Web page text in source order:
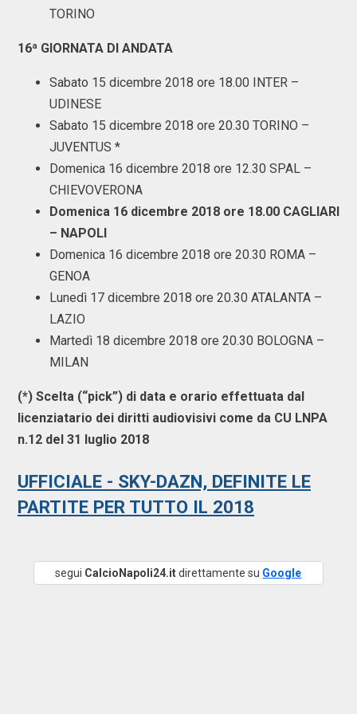
TORINO
16ª GIORNATA DI ANDATA
Sabato 15 dicembre 2018 ore 18.00 INTER –
UDINESE
Sabato 15 dicembre 2018 ore 20.30 TORINO –
JUVENTUS *
Domenica 16 dicembre 2018 ore 12.30 SPAL –
CHIEVOVERONA
Domenica 16 dicembre 2018 ore 18.00 CAGLIARI
– NAPOLI
Domenica 16 dicembre 2018 ore 20.30 ROMA –
GENOA
Lunedì 17 dicembre 2018 ore 20.30 ATALANTA –
LAZIO
Martedì 18 dicembre 2018 ore 20.30 BOLOGNA –
MILAN
(*) Scelta (“pick”) di data e orario effettuata dal
licenziatario dei diritti audiovisivi come da CU LNPA
n.12 del 31 luglio 2018
UFFICIALE - SKY-DAZN, DEFINITE LE
PARTITE PER TUTTO IL 2018
segui CalcioNapoli24.itdirettamente su Google